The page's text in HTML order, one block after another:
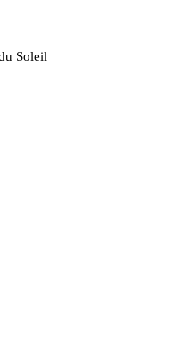
Soleil